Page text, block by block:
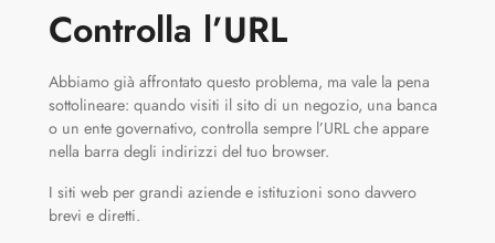
Controlla l’URL
Abbiamo già affrontato questo problema, ma vale la pena
sottolineare: quando visiti il ​​sito di un negozio, una banca
o un ente governativo, controlla sempre l’URL che appare
nella barra degli indirizzi del tuo browser.
I siti web per grandi aziende e istituzioni sono davvero
brevi e diretti.